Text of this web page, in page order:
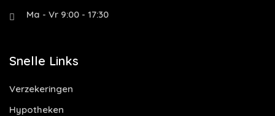
Ma - Vr 9:00 - 17:30
Snelle Links
Verzekeringen
Hypotheken